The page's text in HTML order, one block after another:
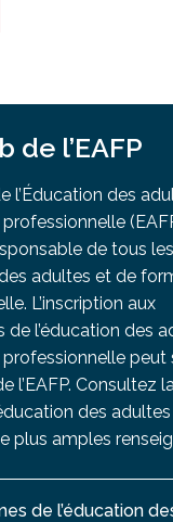
de l’EAFP
l’Éducation des
de tous
adultes et de
L’inscription aux
de l’éducation des
peut
l’EAFP. Consultez
des
plus amples
de l’éducation